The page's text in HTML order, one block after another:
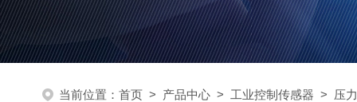
当前位置： 首页 > 产品中心 > 工业控制传感器 > 压